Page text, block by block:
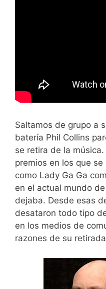
Saltamos de grupo a
batería Phil Collins
se retira de la
premios en los que
como Lady Ga Ga
en el actual mundo
dejaba. Desde esas
desataron todo tipo
en los medios de
razones de su